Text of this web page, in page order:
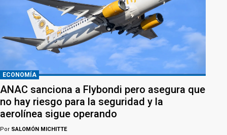
ECONOMÍA
ANAC sanciona a Flybondi pero asegura que
no hay riesgo para la seguridad y la
aerolínea sigue operando
Por SALOMÓN MICHITTE